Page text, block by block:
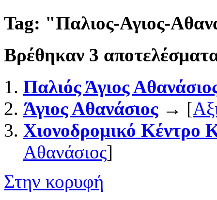
Tag: "Παλιος-Αγιος-
Βρέθηκαν 3
Παλιός Άγιος
Άγιος Αθανάσιος→ [
Χιονοδρομικό Κέντρο
Αθανάσιος]
Στην κορυφή